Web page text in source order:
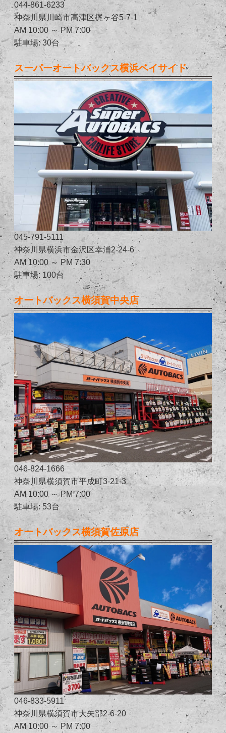
044-861-6233
神奈川県川崎市高津区梶ヶ谷5-7-1
AM 10:00 ～ PM 7:00
駐車場: 30台
スーパーオートバックス横浜ベイサイド
045-791-5111
神奈川県横浜市金沢区幸浦2-24-6
AM 10:00 ～ PM 7:30
駐車場: 100台
オートバックス横須賀中央店
046-824-1666
神奈川県横須賀市平成町3-21-3
AM 10:00 ～ PM 7:00
駐車場: 53台
オートバックス横須賀佐原店
046-833-5911
神奈川県横須賀市大矢部2-6-20
AM 10:00 ～ PM 7:00